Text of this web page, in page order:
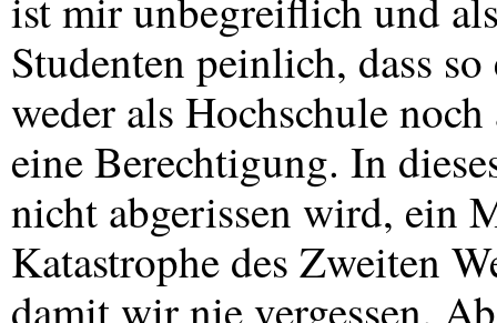
Studenten peinlich, dass
weder als Hochschule
eine Berechtigung. In
nicht abgerissen wird, ein
Katastrophe des Zweiten
damit wir nie vergessen.